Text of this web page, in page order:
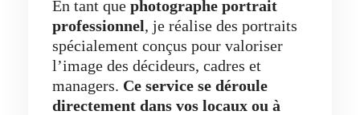
En tant que photographe portrait
professionnel, je réalise des portraits
spécialement conçus pour valoriser
l’image des décideurs, cadres et
managers. Ce service se déroule
directement dans vos locaux ou à